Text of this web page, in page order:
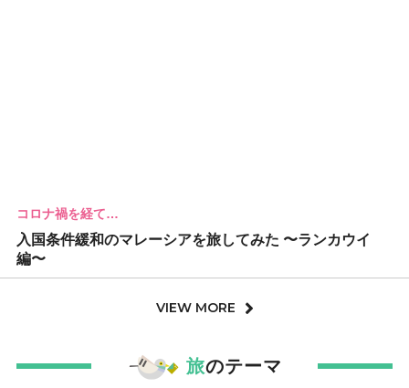
コロナ禍を経て…
入国条件緩和のマレーシアを旅してみた 〜ランカウイ
編〜
VIEW MORE
旅のテーマ